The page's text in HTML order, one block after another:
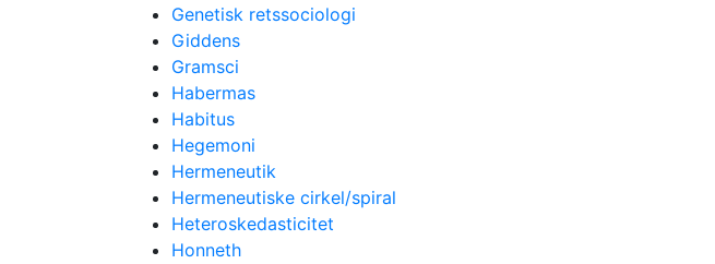
Genetisk retssociologi
Giddens
Gramsci
Habermas
Habitus
Hegemoni
Hermeneutik
Hermeneutiske cirkel/spiral
Heteroskedasticitet
Honneth